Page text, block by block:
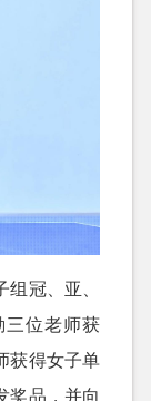
冠、亚、
三位老师获
获得女子单
奖品，并向